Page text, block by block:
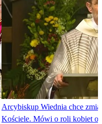
Arcybiskup Wiednia chce
Kościele. Mówi o roli kobiet